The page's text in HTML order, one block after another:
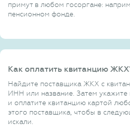
примут в любом госоргане:
пенсионном фонде.
Как оплатить квитанцию
Найдите поставщика ЖКХ с
ИНН или название. Затем укажите
и оплатите квитанцию картой
этого поставщика, чтобы в
искали.